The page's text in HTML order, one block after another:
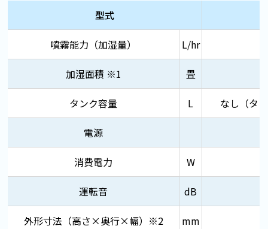
型式
噴霧能力（加湿量） L/hr
加湿面積 ※1 畳
タンク容量 L なし（タ
電源
消費電力 W
運転音 dB
外形寸法（高さ×奥行×幅）※2 mm